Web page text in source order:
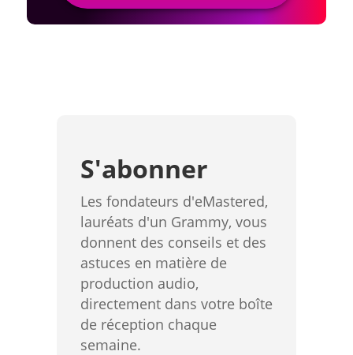
S'abonner
Les fondateurs d'eMastered,
lauréats d'un Grammy, vous
donnent des conseils et des
astuces en matière de
production audio,
directement dans votre boîte
de réception chaque
semaine.